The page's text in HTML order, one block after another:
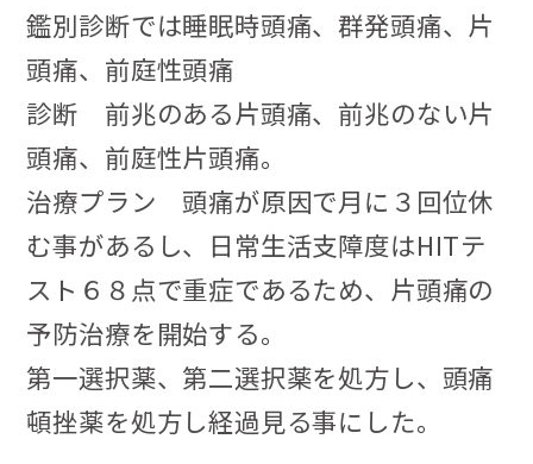
鑑別診断では睡眠時頭痛、群発頭痛、片
頭痛、前庭性頭痛
診断 前兆のある片頭痛、前兆のない片
頭痛、前庭性片頭痛。
治療プラン 頭痛が原因で月に３回位休
む事があるし、日常生活支障度はHITテ
スト６８点で重症であるため、片頭痛の
予防治療を開始する。
第一選択薬、第二選択薬を処方し、頭痛
頓挫薬を処方し経過見る事にした。